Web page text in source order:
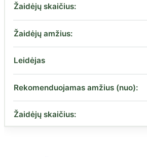
Žaidėjų skaičius:
Žaidėjų amžius:
Leidėjas
Rekomenduojamas amžius (nuo):
Žaidėjų skaičius: